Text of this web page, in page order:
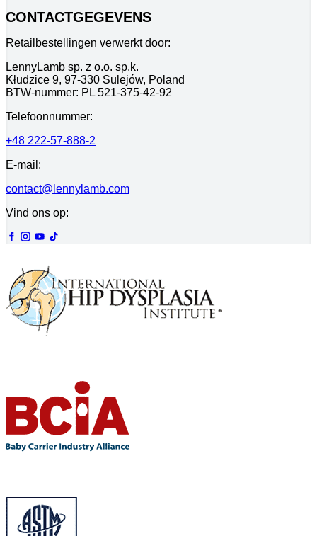
CONTACTGEGEVENS
Retailbestellingen verwerkt door:
LennyLamb sp. z o.o. sp.k.
Kłudzice 9, 97-330 Sulejów, Poland
BTW-nummer: PL 521-375-42-92
Telefoonnummer:
+48 222-57-888-2
E-mail:
contact@lennylamb.com
Vind ons op: